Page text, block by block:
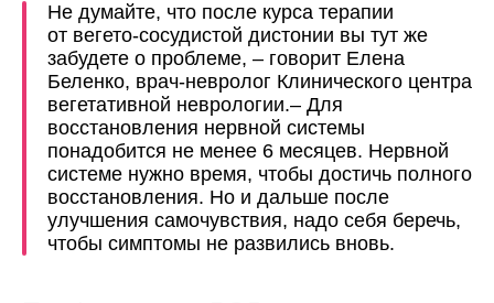
Не думайте, что после курса терапии
от вегето-сосудистой дистонии вы тут же
забудете о проблеме, – говорит Елена
Беленко, врач-невролог Клинического центра
вегетативной неврологии.– Для
восстановления нервной системы
понадобится не менее 6 месяцев. Нервной
системе нужно время, чтобы достичь полного
восстановления. Но и дальше после
улучшения самочувствия, надо себя беречь,
чтобы симптомы не развились вновь.